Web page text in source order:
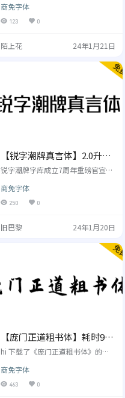
体于2016年由《庞门正道》设计公
众号以及13位字体设计师耗资超过1
0万元联合研发。 2017年出了2.0版
出了3.0版本，新增了179个字符。
字，最终中文字是5150个！ 重要的
觉得好用，请告诉你的朋…
商免字体
123 0
陌上花 24年1月21日
【锐字潮牌真言体】2.0升级
发布，支持可变字体！
锐字潮牌字库成立7周年重磅官宣：
免费商用！ 本次升级调整字体结
构；新增6个字重；增加17个繁体与
生僻的常用字，共7672个字符。并
换，把字体玩出花！现面向社会开
锐字潮牌真言简2.0免费，在1.0版本
音。 更具呼吸感、通用性更强：锐
字潮牌真言简2.…
商免字体
250 0
旧巴黎 24年1月20日
【庞门正道粗书体】耗时9个
月耗资超15万联合研发
hi 下载了《庞门正道粗书体》的
体由《庞门正道》设计公众号以及
设计师车港敏耗时9个月耗资超过15
万元联合研发。 重要的事情说三
商免字体
463 0